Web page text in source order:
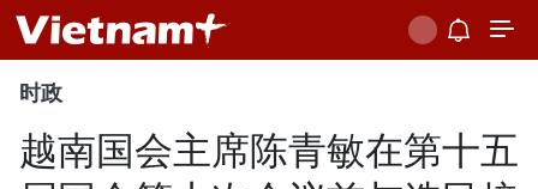
时政
越南国会主席陈青敏在第十五